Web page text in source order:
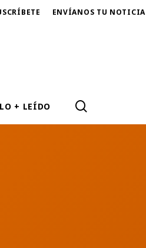
ENVÍANOS TU NOTICIA
LO + LEÍDO